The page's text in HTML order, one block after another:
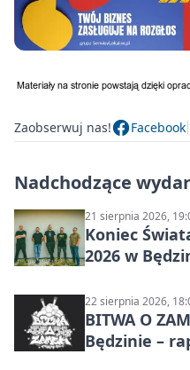
Zaobserwuj nas! Facebook
Nadchodzące
21 sierpnia 2026,
Koniec
2026 w
22 sierpnia 2026,
BITWA O
Będzinie –